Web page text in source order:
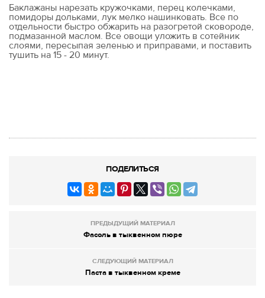
Баклажаны нарезать кружочками, перец колечками,
помидоры дольками, лук мелко нашинковать. Все по
отдельности быстро обжарить на разогретой сковороде,
подмазанной маслом. Все овощи уложить в сотейник
слоями, пересыпая зеленью и приправами, и поставить
тушить на 15 - 20 минут.
ПОДЕЛИТЬСЯ
ПРЕДЫДУЩИЙ МАТЕРИАЛ
Фасоль в тыквенном пюре
СЛЕДУЮЩИЙ МАТЕРИАЛ
Паста в тыквенном креме